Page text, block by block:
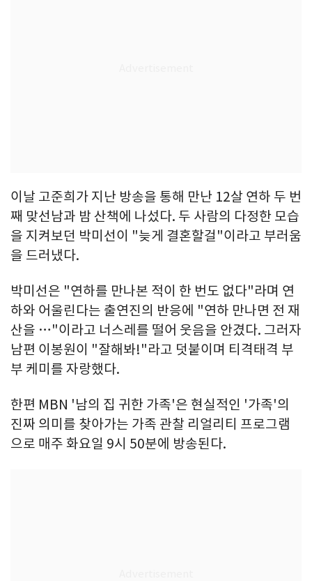
이날 고준희가 지난 방송을 통해 만난 12살 연하 두 번
째 맞선남과 밤 산책에 나섰다. 두 사람의 다정한 모습
을 지켜보던 박미선이 "늦게 결혼할걸"이라고 부러움
을 드러냈다.
박미선은 "연하를 만나본 적이 한 번도 없다"라며 연
하와 어울린다는 출연진의 반응에 "연하 만나면 전 재
산을 …"이라고 너스레를 떨어 웃음을 안겼다. 그러자
남편 이봉원이 "잘해봐!"라고 덧붙이며 티격태격 부
부 케미를 자랑했다.
한편 MBN '남의 집 귀한 가족'은 현실적인 '가족'의
진짜 의미를 찾아가는 가족 관찰 리얼리티 프로그램
으로 매주 화요일 9시 50분에 방송된다.